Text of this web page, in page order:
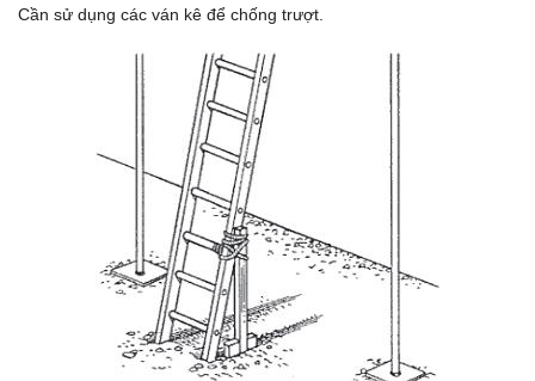
Cần sử dụng các ván kê để chống trượt.